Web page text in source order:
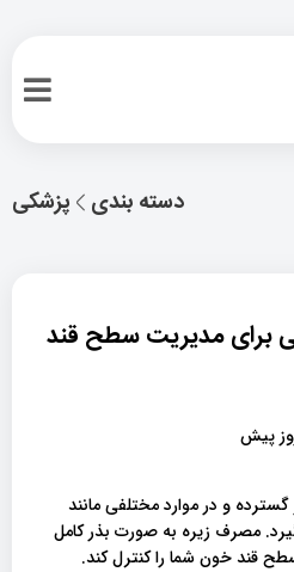
پزشکی دسته بندی
برای مدیریت سطح قند
و در موارد مختلفی مانند
مصرف زیره به صورت بذر کامل
قند خون شما را کنترل کند.